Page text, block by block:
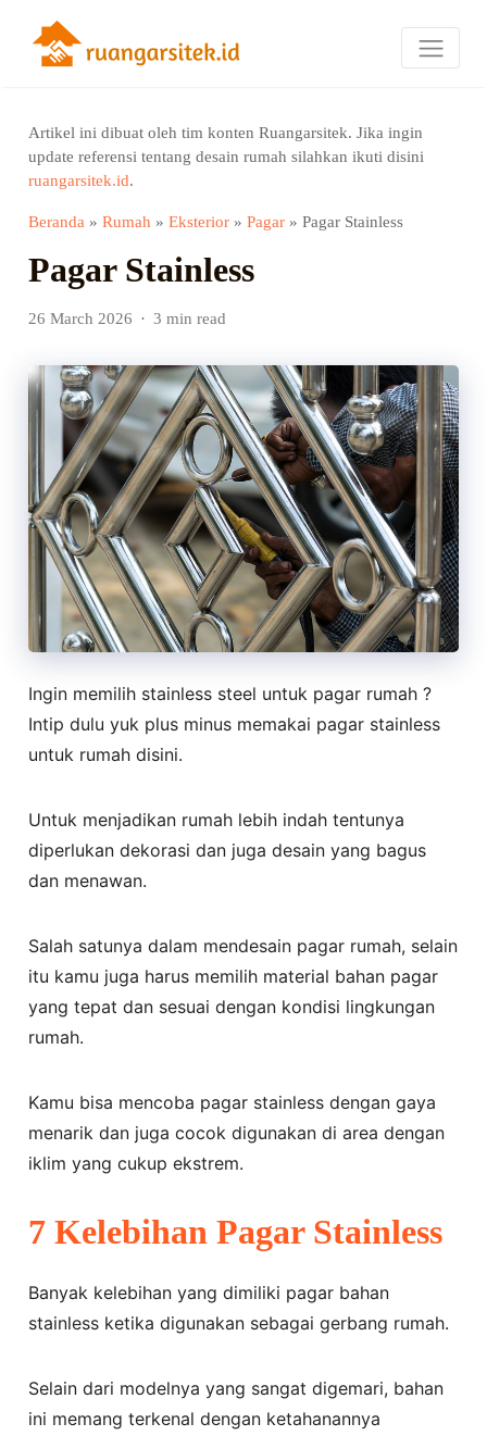
Artikel ini dibuat oleh tim konten Ruangarsitek. Jika ingin
update referensi tentang desain rumah silahkan ikuti disini
ruangarsitek.id.
Beranda »Rumah »Eksterior »Pagar »Pagar Stainless
Pagar Stainless
26 March 2026 3 min read
Ingin memilih stainless steel untuk pagar rumah ?
Intip dulu yuk plus minus memakai pagar stainless
untuk rumah disini.
Untuk menjadikan rumah lebih indah tentunya
diperlukan dekorasi dan juga desain yang bagus
dan menawan.
Salah satunya dalam mendesain pagar rumah, selain
itu kamu juga harus memilih material bahan pagar
yang tepat dan sesuai dengan kondisi lingkungan
rumah.
Kamu bisa mencoba pagar stainless dengan gaya
menarik dan juga cocok digunakan di area dengan
iklim yang cukup ekstrem.
7 Kelebihan Pagar Stainless
Banyak kelebihan yang dimiliki pagar bahan
stainless ketika digunakan sebagai gerbang rumah.
Selain dari modelnya yang sangat digemari, bahan
ini memang terkenal dengan ketahanannya